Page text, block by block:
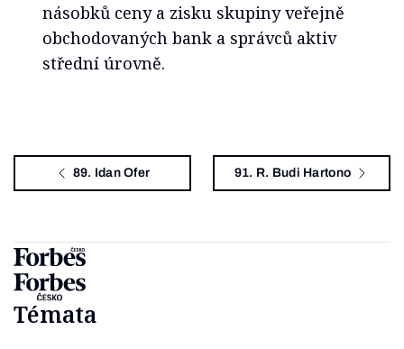
násobků ceny a zisku skupiny veřejně
obchodovaných bank a správců aktiv
střední úrovně.
89. Idan Ofer 91. R. Budi Hartono
Témata